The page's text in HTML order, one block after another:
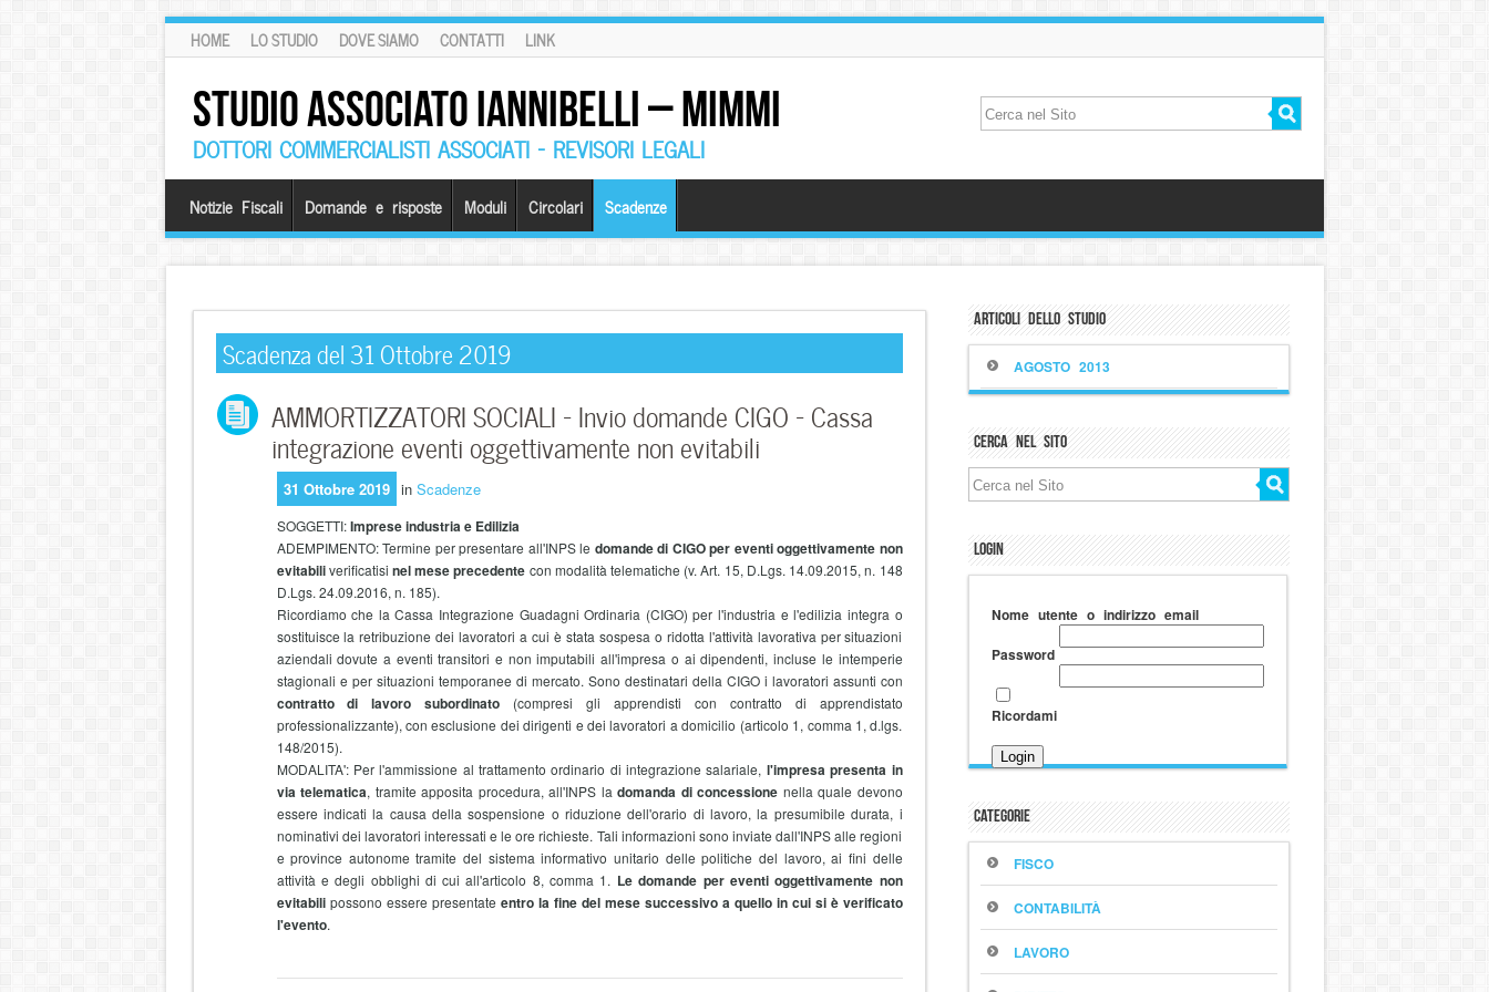
HOME LO STUDIO DOVE SIAMO CONTATTI LINK
STUDIO ASSOCIATO IANNIBELLI – MIMMI
DOTTORI COMMERCIALISTI ASSOCIATI – REVISORI LEGALI
Notizie Fiscali Domande e risposte Moduli Circolari Scadenze
Scadenza del 31 Ottobre 2019
AMMORTIZZATORI SOCIALI – Invio domande CIGO – Cassa
integrazione eventi oggettivamente non evitabili
31 Ottobre 2019 in Scadenze
SOGGETTI:Imprese industria e Edilizia
ADEMPIMENTO: Termine per presentare all'INPS le domande di CIGOper eventi oggettivamente non
evitabiliverificatisi nel mese precedente con modalità telematiche (v. Art. 15, D.Lgs. 14.09.2015, n. 148
D.Lgs. 24.09.2016, n. 185).
Ricordiamo che laCassa Integrazione Guadagni Ordinaria (CIGO) per l'industria e l'edilizia integra o
sostituisce la retribuzione dei lavoratori a cui è stata sospesa o ridotta l'attività lavorativa per situazioni
aziendali dovute a eventi transitori e non imputabili all'impresa o ai dipendenti, incluse le intemperie
stagionali e per situazioni temporanee di mercato. Sono destinatari della CIGO i lavoratori assunti con
contratto di lavoro subordinato (compresi gli apprendisti con contratto di apprendistato
professionalizzante), con esclusione dei dirigenti e dei lavoratori a domicilio (articolo 1, comma 1, d.lgs.
148/2015).
MODALITA': Per l'ammissione al trattamento ordinario di integrazione salariale, l'impresa presenta in
via telematica, tramite apposita procedura, all'INPS la domanda di concessione nella quale devono
essere indicati la causa della sospensione o riduzione dell'orario di lavoro, la presumibile durata, i
nominativi dei lavoratori interessati e le ore richieste. Tali informazioni sono inviate dall'INPS alle regioni
e province autonome tramite del sistema informativo unitario delle politiche del lavoro, ai fini delle
attività e degli obblighi di cui all'articolo 8, comma 1. Le domande per eventi oggettivamente non
evitabilipossono essere presentate entro la fine del mese successivo a quello in cui si è verificato
l'evento.
Articoli dello Studio
AGOSTO 2013
Cerca nel sito
Login
Nome utente o indirizzo email
Password
Ricordami
Categorie
FISCO
CONTABILITÀ
LAVORO